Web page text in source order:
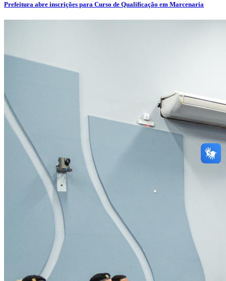
Prefeitura abre inscrições para Curso de Qualificação em Marcenaria